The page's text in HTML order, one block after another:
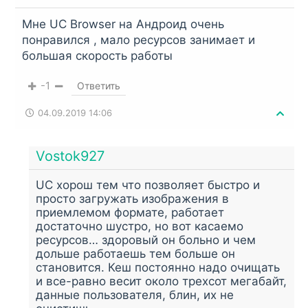
Мне UC Browser на Андроид очень
понравился , мало ресурсов занимает и
большая скорость работы
-1 Ответить
04.09.2019 14:06
Vostok927
UC хорош тем что позволяет быстро и
просто загружать изображения в
приемлемом формате, работает
достаточно шустро, но вот касаемо
ресурсов… здоровый он больно и чем
дольше работаешь тем больше он
становится. Кеш постоянно надо очищать
и все-равно весит около трехсот мегабайт,
данные пользователя, блин, их не